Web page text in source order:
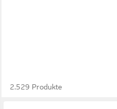
2.529 Produkte